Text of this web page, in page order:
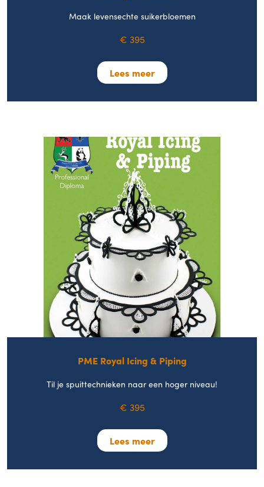
Maak levensechte suikerbloemen
€ 395
Lees meer
PME Royal Icing & Piping
Til je spuittechnieken naar een hoger niveau!
€ 395
Lees meer